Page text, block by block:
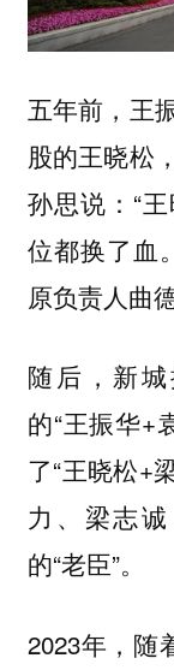
五年前，王
股的王晓松
孙思说：“
位都换了血
原负责人曲
随后，新
的“王振华+
了“王晓松+
力、梁志
的“老臣”。
2023年，随